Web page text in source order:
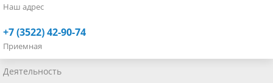
Наш адрес
+7 (3522) 42-90-74
Приемная
Деятельность